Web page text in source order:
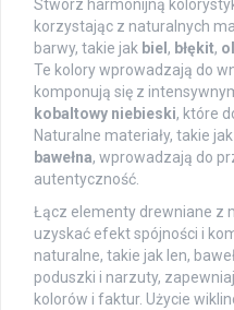
Stwórz harmonijną
korzystając z naturalnych
barwy, takie jak biel , błękit,
Te kolory wprowadzają do
komponują się z
kobaltowy niebieski, które
Naturalne materiały, takie jak
bawełna, wprowadzają do
autentyczność.
Łącz elementy drewniane z
uzyskać efekt spójności i
naturalne, takie jak len,
poduszki i narzuty,
kolorów i faktur. Użycie